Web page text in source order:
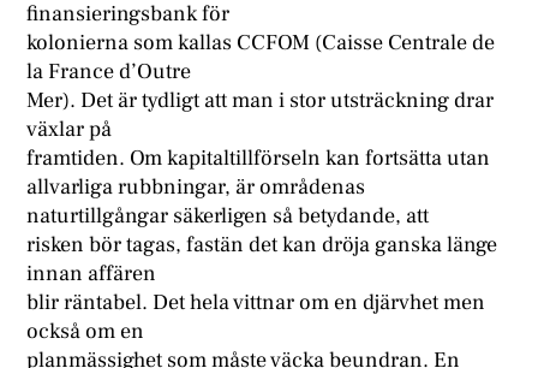
finansieringsbank för
kolonierna som kallas CCFOM (Caisse Centrale de
la France d’Outre
Mer). Det är tydligt att man i stor utsträckning drar
växlar på
framtiden. Om kapitaltillförseln kan fortsätta utan
allvarliga rubbningar, är områdenas
naturtillgångar säkerligen så betydande, att
risken bör tagas, fastän det kan dröja ganska länge
innan affären
blir räntabel. Det hela vittnar om en djärvhet men
också om en
planmässighet som måste väcka beundran. En